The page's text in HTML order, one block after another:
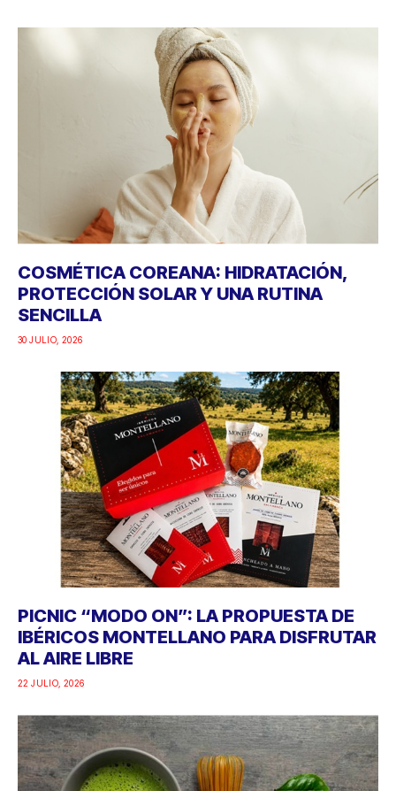
COSMÉTICA COREANA: HIDRATACIÓN,
PROTECCIÓN SOLAR Y UNA RUTINA
SENCILLA
30 JULIO, 2026
PICNIC “MODO ON”: LA PROPUESTA DE
IBÉRICOS MONTELLANO PARA DISFRUTAR
AL AIRE LIBRE
22 JULIO, 2026